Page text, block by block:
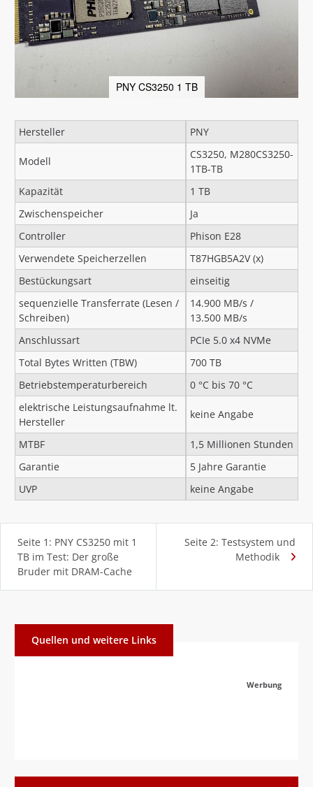
PNY CS3250 1 TB
Hersteller PNY
Modell
CS3250, M280CS3250-
1TB-TB
Kapazität
1 TB
Zwischenspeicher
Ja
Controller
Phison E28
Verwendete Speicherzellen
T87HGB5A2V (x)
Bestückungsart
einseitig
sequenzielle Transferrate (Lesen /
Schreiben)
14.900 MB/s /
13.500 MB/s
Anschlussart
PCIe 5.0 x4 NVMe
Total Bytes Written (TBW)
700 TB
Betriebstemperaturbereich
0 °C bis 70 °C
elektrische Leistungsaufnahme lt.
Hersteller
keine Angabe
MTBF
1,5 Millionen Stunden
Garantie
5 Jahre Garantie
UVP
keine Angabe
Seite 1: PNY CS3250 mit 1
TB im Test: Der große
Bruder mit DRAM-Cache
Seite 2: Testsystem und
Methodik
Quellen und weitere Links
Werbung